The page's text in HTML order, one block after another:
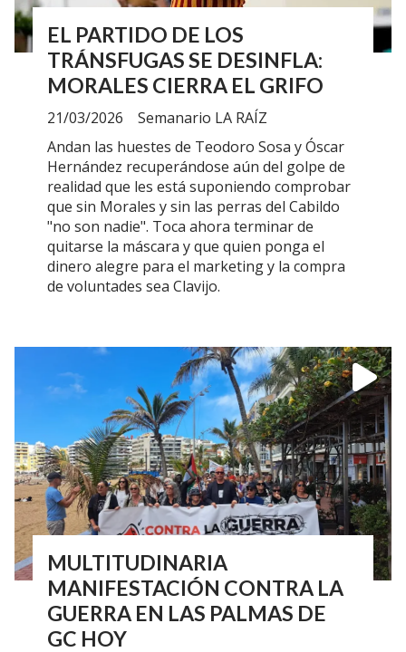
EL PARTIDO DE LOS
TRÁNSFUGAS SE DESINFLA:
MORALES CIERRA EL GRIFO
Semanario LA RAÍZ
21/03/2026
Andan las huestes de Teodoro Sosa y Óscar
Hernández recuperándose aún del golpe de
realidad que les está suponiendo comprobar
que sin Morales y sin las perras del Cabildo
"no son nadie". Toca ahora terminar de
quitarse la máscara y que quien ponga el
dinero alegre para el marketing y la compra
de voluntades sea Clavijo.
MULTITUDINARIA
MANIFESTACIÓN CONTRA LA
GUERRA EN LAS PALMAS DE
GC HOY